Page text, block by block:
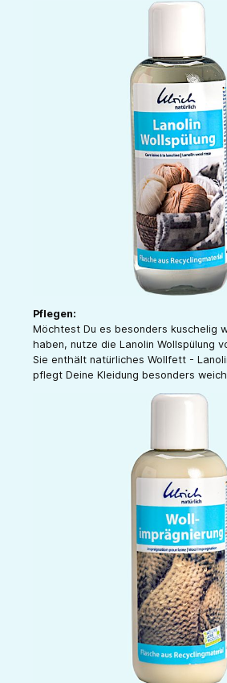
Pflegen:
Möchtest Du es besonders kuschelig
haben, nutze die Lanolin Wollspülung
Sie enthält natürliches Wollfett -
pflegt Deine Kleidung besonders